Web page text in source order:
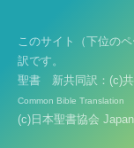
このサイト（下位の
訳です。
聖書 新共同訳：(c)
Common Bible Translation
(c)日本聖書協会